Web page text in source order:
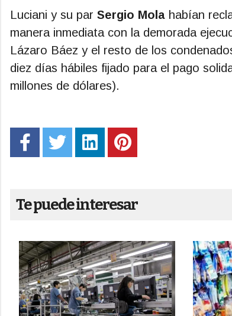
Luciani y su par Sergio Mola habían
manera inmediata con la demorada
Lázaro Báez y el resto de los
diez días hábiles fijado para el pago
millones de dólares).
Te puede interesar